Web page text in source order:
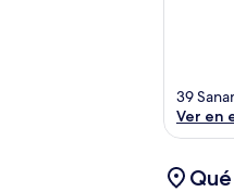
39
Ver en